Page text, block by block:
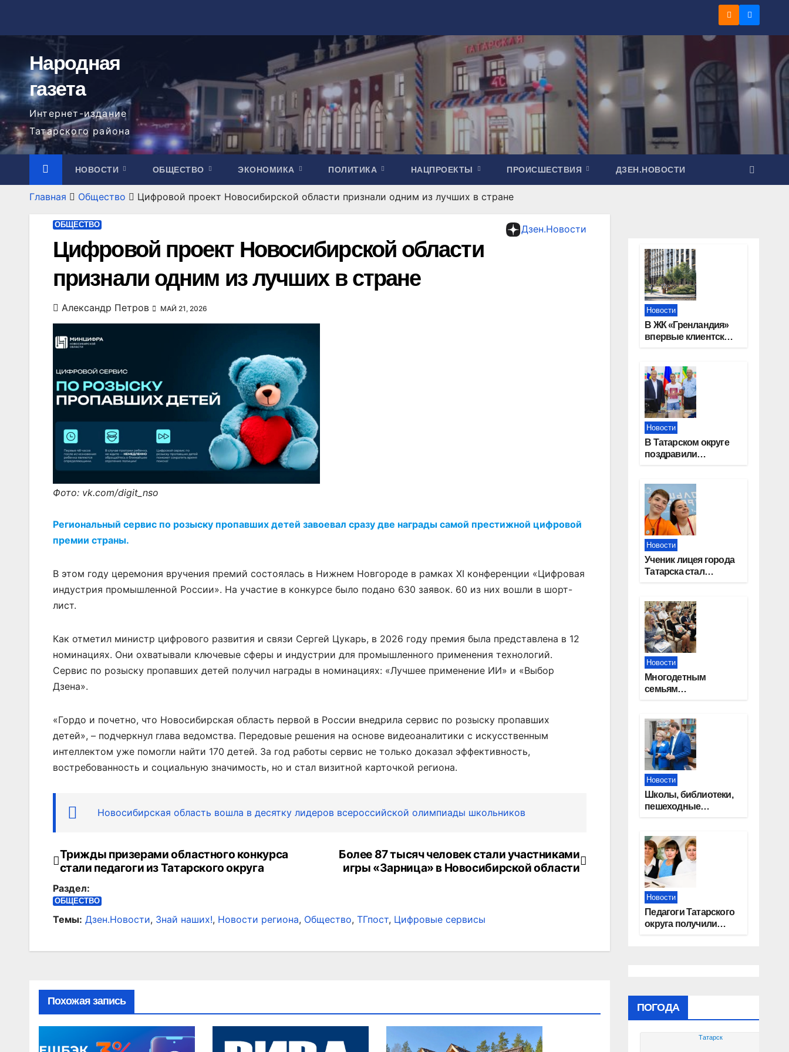
содержимому
Народная
газета
Интернет-издание
Татарского района
НОВОСТИ ОБЩЕСТВО ЭКОНОМИКА ПОЛИТИКА НАЦПРОЕКТЫ ПРОИСШЕСТВИЯ ДЗЕН.НОВОСТИ
Главная Общество Цифровой проект Новосибирской области признали одним из лучших в стране
Дзен.Новости
ОБЩЕСТВО
Цифровой проект Новосибирской области
признали одним из лучших в стране
Александр Петров МАЙ 21, 2026
Фото: vk.com/digit_nso
Региональный сервис по розыску пропавших детей завоевал сразу две награды самой престижной цифровой
премии страны.
В этом году церемония вручения премий состоялась в Нижнем Новгороде в рамках XI конференции «Цифровая
индустрия промышленной России». На участие в конкурсе было подано 630 заявок. 60 из них вошли в шорт-
лист.
Как отметил министр цифрового развития и связи Сергей Цукарь, в 2026 году премия была представлена в 12
номинациях. Они охватывали ключевые сферы и индустрии для промышленного применения технологий.
Сервис по розыску пропавших детей получил награды в номинациях: «Лучшее применение ИИ» и «Выбор
Дзена».
«Гордо и почетно, что Новосибирская область первой в России внедрила сервис по розыску пропавших
детей», – подчеркнул глава ведомства. Передовые решения на основе видеоаналитики с искусственным
интеллектом уже помогли найти 170 детей. За год работы сервис не только доказал эффективность,
востребованность и социальную значимость, но и стал визитной карточкой региона.
Новосибирская область вошла в десятку лидеров всероссийской олимпиады школьников
Навигация
по
записям
Более 87 тысяч человек стали участниками
игры «Зарница» в Новосибирской области
Трижды призерами областного конкурса
стали педагоги из Татарского округа
Раздел:
ОБЩЕСТВО
Темы: Дзен.Новости, Знай наших!, Новости региона, Общество, ТГпост, Цифровые сервисы
Похожая запись
Новости
В ЖК «Гренландия»
впервые клиентские
группы компаний
«СОЮЗ»
Новости
В Татарском округе
поздравили
отрасли
Новости
Ученик лицея города
Татарска стал
Новости
Многодетным
семьям
сертификаты на
приобретение
автомобилей
Новости
Школы, библиотеки,
пешеходные
«Единой России»
контролируют
работы на
социальных
объектах
Новости
Педагоги Татарского
округа получили
ПОГОДА
Татарск